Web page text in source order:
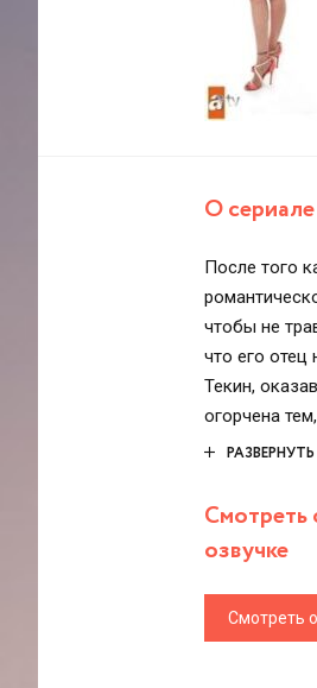
О сериале
После того
чтобы не
что его
Текин,
огорчена
подумал,
Смотреть
озвучке
Смотреть